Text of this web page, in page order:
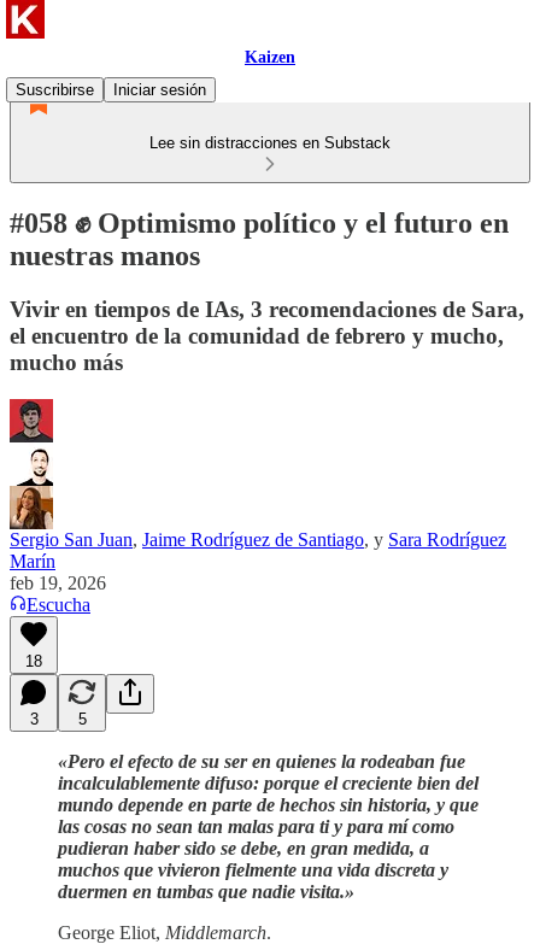
Kaizen
Suscribirse
Iniciar sesión
Lee sin distracciones en Substack
#058 ✊ Optimismo político y el futuro en
nuestras manos
Vivir en tiempos de IAs, 3 recomendaciones de Sara,
el encuentro de la comunidad de febrero y mucho,
mucho más
Sergio San Juan, Jaime Rodríguez de Santiago, y Sara Rodríguez
Marín
feb 19, 2026
Escucha
18
3 5
«Pero el efecto de su ser en quienes la rodeaban fue
incalculablemente difuso: porque el creciente bien del
mundo depende en parte de hechos sin historia, y que
las cosas no sean tan malas para ti y para mí como
pudieran haber sido se debe, en gran medida, a
muchos que vivieron fielmente una vida discreta y
duermen en tumbas que nadie visita.»
George Eliot, Middlemarch.